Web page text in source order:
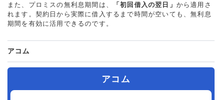
また、プロミスの無利息期間は、 「初回借入の翌日」 から適用さ
れます。契約日から実際に借入するまで時間が空いても、無利息
期間を有効に活用できるのです。
アコム
アコム